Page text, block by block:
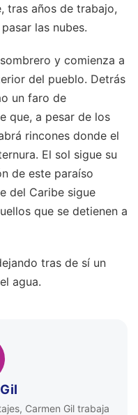
tras años de trabajo,
las nubes.
y comienza a
del pueblo. Detrás
un faro de
que, a pesar de los
rincones donde el
El sol sigue su
de este paraíso
del Caribe sigue
que se detienen a
tras de sí un
agua.
Carmen Gil trabaja